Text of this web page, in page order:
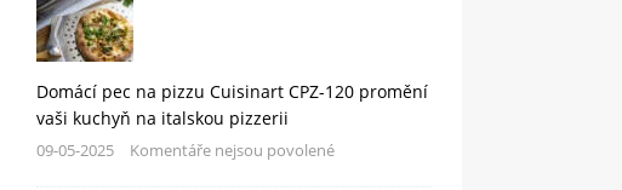
Domácí pec na pizzu Cuisinart CPZ-120 promění
vaši kuchyň na italskou pizzerii
09-05-2025 Komentáře nejsou povolené